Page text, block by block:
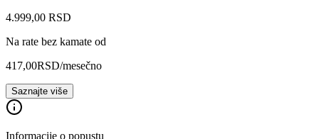
4.999,00 RSD
Na rate bez kamate od
417,00RSD/mesečno
Saznajte više
Informacije o popustu